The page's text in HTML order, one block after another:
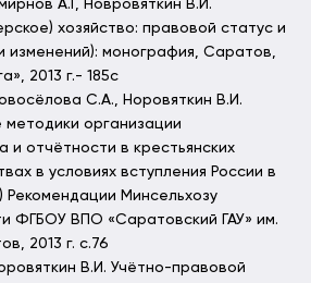
А.Г, Новровяткин В.И.
хозяйство: правовой статус и
изменений): монография, Саратов,
2013 г.- 185с
С.А., Норовяткин В.И.
организации
и отчётности в крестьянских
в условиях вступления России в
Рекомендации Минсельхозу
ФГБОУ ВПО «Саратовский ГАУ» им.
2013 г. с.76
В.И. Учётно-правовой